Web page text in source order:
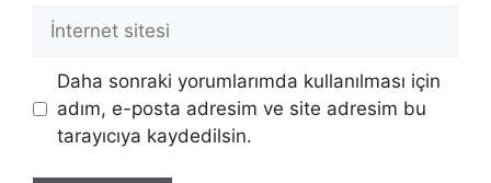
İnternet
sitesi
Daha sonraki yorumlarımda kullanılması için
adım, e-posta adresim ve site adresim bu
tarayıcıya kaydedilsin.